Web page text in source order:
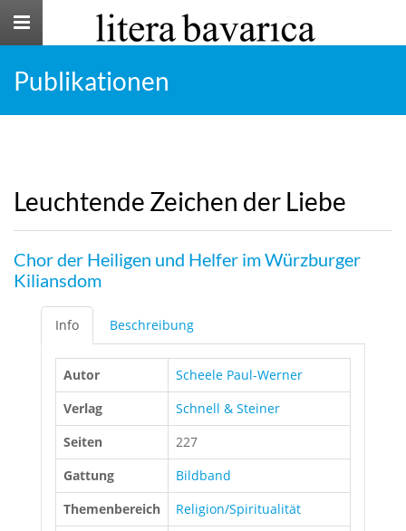
Toggle
Publikationen
Leuchtende Zeichen der Liebe
Chor der Heiligen und Helfer im Würzburger
Kiliansdom
Info Beschreibung
Autor
Scheele Paul-Werner
Verlag
Schnell & Steiner
Seiten
227
Gattung
Bildband
Themenbereich
Religion/Spiritualität